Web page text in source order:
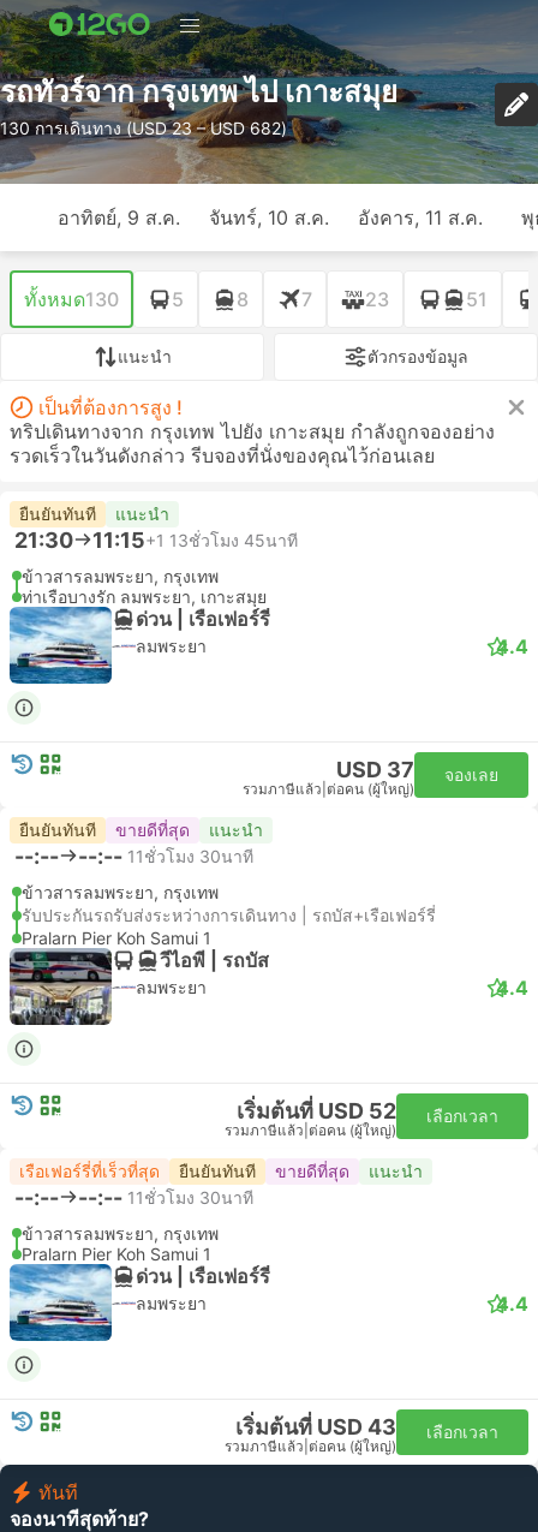
รถทัวร์จาก กรุงเทพ ไป เกาะสมุย
130 การเดินทาง (USD 23 – USD 682)
อาทิตย์, 9 ส.ค. จันทร์, 10 ส.ค. อังคาร, 11 ส.ค. พุ
ทั้งหมด130 5 8 7 23 51
แนะนำ ตัวกรองข้อมูล
เป็นที่ต้องการสูง !
ทริปเดินทางจาก กรุงเทพ ไปยัง เกาะสมุย กำลังถูกจองอย่าง
รวดเร็วในวันดังกล่าว รีบจองที่นั่งของคุณไว้ก่อนเลย
ยืนยันทันที แนะนำ
21:30 11:15+1 13ชั่วโมง 45นาที
ข้าวสารลมพระยา, กรุงเทพ
ท่าเรือบางรัก ลมพระยา, เกาะสมุย
ด่วน | เรือเฟอร์รี่
ลมพระยา 4.4
USD 37
รวมภาษีแล้ว ต่อคน (ผู้ใหญ่)
จองเลย
ยืนยันทันที ขายดีที่สุด แนะนำ
--:-- --:-- 11ชั่วโมง 30นาที
ข้าวสารลมพระยา, กรุงเทพ
รับประกันรถรับส่งระหว่างการเดินทาง | รถบัส+เรือเฟอร์รี่
Pralarn Pier Koh Samui 1
วีไอพี | รถบัส
ลมพระยา 4.4
เริ่มต้นที่ USD 52
รวมภาษีแล้ว ต่อคน (ผู้ใหญ่)
เลือกเวลา
เรือเฟอร์รี่ที่เร็วที่สุด ยืนยันทันที ขายดีที่สุด แนะนำ
--:-- --:-- 11ชั่วโมง 30นาที
ข้าวสารลมพระยา, กรุงเทพ
Pralarn Pier Koh Samui 1
ด่วน | เรือเฟอร์รี่
ลมพระยา 4.4
เริ่มต้นที่ USD 43
รวมภาษีแล้ว ต่อคน (ผู้ใหญ่)
เลือกเวลา
ทันที
จองนาทีสุดท้าย?